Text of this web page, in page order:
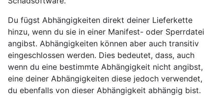
Du fügst Abhängigkeiten direkt deiner Lieferkette
hinzu, wenn du sie in einer Manifest- oder Sperrdatei
angibst. Abhängigkeiten können aber auch transitiv
eingeschlossen werden. Dies bedeutet, dass, auch
wenn du eine bestimmte Abhängigkeit nicht angibst,
eine deiner Abhängigkeiten diese jedoch verwendet,
du ebenfalls von dieser Abhängigkeit abhängig bist.